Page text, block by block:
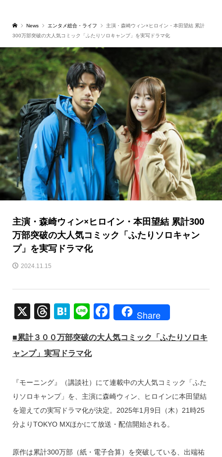
News エンタメ総合・ライフ
主演・森崎ウィン×ヒロイン・本田望結 累計
300万部突破の大人気コミック「ふたりソロキャンプ」を実写ドラマ化
主演・森崎ウィン×ヒロイン・本田望結 累計300
万部突破の大人気コミック「ふたりソロキャン
プ」を実写ドラマ化
2024.11.15
X T
e
a
d
s
H
e
n
a
Li
e
F
c
b
o
o
k
Share
■累計３００万部突破の大人気コミック「ふたりソロキ
ャンプ」実写ドラマ化
『モーニング』（講談社）にて連載中の大人気コミック「ふた
りソロキャンプ」を、主演に森崎ウィン、ヒロインに本田望結
を迎えての実写ドラマ化が決定。2025年1月9日（木）21時25
分よりTOKYO MXほかにて放送・配信開始される。
原作は累計300万部（紙・電子合算）を突破している、出端祐